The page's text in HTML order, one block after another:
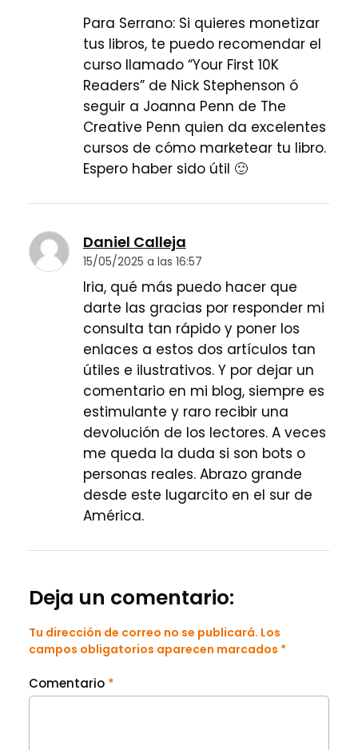
Para Serrano: Si quieres monetizar
tus libros, te puedo recomendar el
curso llamado “Your First 10K
Readers” de Nick Stephenson ó
seguir a Joanna Penn de The
Creative Penn quien da excelentes
cursos de cómo marketear tu libro.
Espero haber sido útil 🙂
Daniel Calleja
15/05/2025 a las 16:57
Iria, qué más puedo hacer que
darte las gracias por responder mi
consulta tan rápido y poner los
enlaces a estos dos artículos tan
útiles e ilustrativos. Y por dejar un
comentario en mi blog, siempre es
estimulante y raro recibir una
devolución de los lectores. A veces
me queda la duda si son bots o
personas reales. Abrazo grande
desde este lugarcito en el sur de
América.
Deja un comentario:
Tu dirección de correo no se publicará. Los
campos obligatorios aparecen marcados *
Comentario *